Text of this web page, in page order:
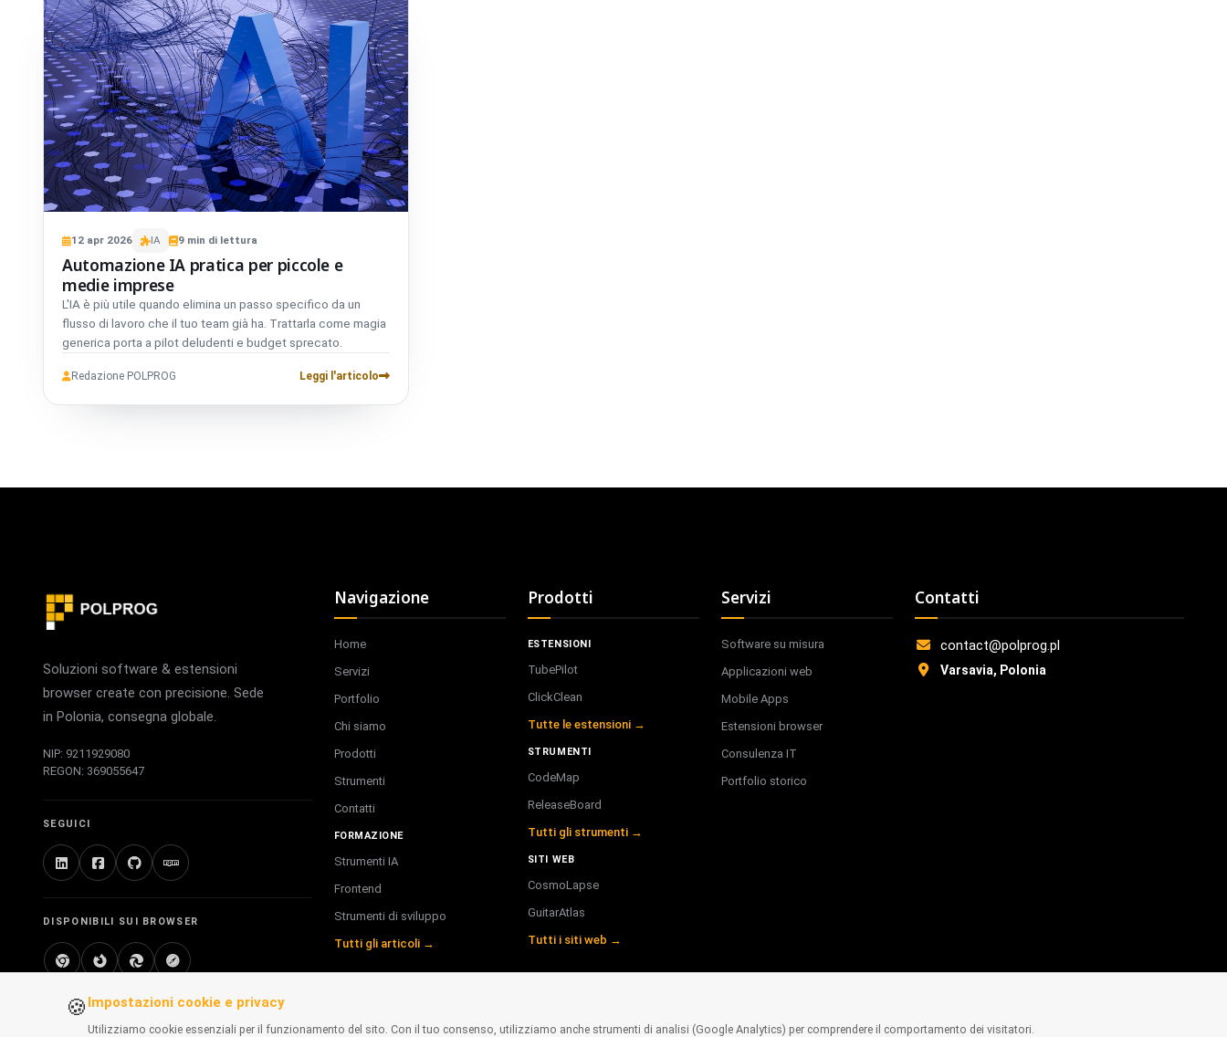
12 apr 2026 IA 9 min di lettura
Automazione IA pratica per piccole e
medie imprese
L'IA è più utile quando elimina un passo specifico da un
flusso di lavoro che il tuo team già ha. Trattarla come magia
generica porta a pilot deludenti e budget sprecato.
Redazione POLPROG Leggi l'articolo
Soluzioni software & estensioni
browser create con precisione. Sede
in Polonia, consegna globale.
NIP: 9211929080
REGON: 369055647
SEGUICI
DISPONIBILI SUI BROWSER
Navigazione
Home
Servizi
Portfolio
Chi siamo
Prodotti
Strumenti
Contatti
FORMAZIONE
Strumenti IA
Frontend
Strumenti di sviluppo
Tutti gli articoli →
Prodotti
ESTENSIONI
TubePilot
ClickClean
Tutte le estensioni →
STRUMENTI
CodeMap
ReleaseBoard
Tutti gli strumenti →
SITI WEB
CosmoLapse
GuitarAtlas
Tutti i siti web →
Servizi
Software su misura
Applicazioni web
Mobile Apps
Estensioni browser
Consulenza IT
Portfolio storico
Contatti
contact@polprog.pl
Varsavia, Polonia
🍪 Impostazioni cookie e privacy
Utilizziamo cookie essenziali per il funzionamento del sito. Con il tuo consenso, utilizziamo anche strumenti di analisi (Google Analytics) per comprendere il comportamento dei visitatori.